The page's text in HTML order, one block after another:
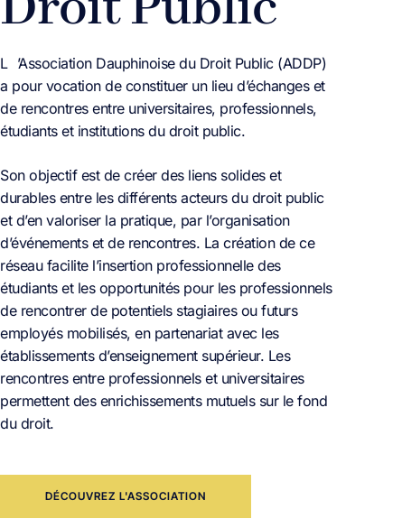
L ’Association Dauphinoise du Droit Public (ADDP)
a pour vocation de constituer un lieu d’échanges et
de rencontres entre universitaires, professionnels,
étudiants et institutions du droit public.
Son objectif est de créer des liens solides et
durables entre les différents acteurs du droit public
et d’en valoriser la pratique, par l’organisation
d’événements et de rencontres. La création de ce
réseau facilite l’insertion professionnelle des
étudiants et les opportunités pour les professionnels
de rencontrer de potentiels stagiaires ou futurs
employés mobilisés, en partenariat avec les
établissements d’enseignement supérieur. Les
rencontres entre professionnels et universitaires
permettent des enrichissements mutuels sur le fond
du droit.
DÉCOUVREZ L'ASSOCIATION